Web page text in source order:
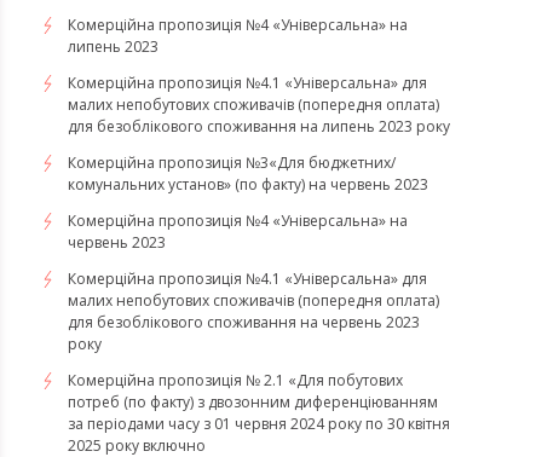
Комерційна пропозиція №4 «Універсальна» на
липень 2023
Комерційна пропозиція №4.1 «Універсальна» для
малих непобутових споживачів (попередня оплата)
для безоблікового споживання на липень 2023 року
Комерційна пропозиція №3«Для бюджетних/
комунальних установ» (по факту) на червень 2023
Комерційна пропозиція №4 «Універсальна» на
червень 2023
Комерційна пропозиція №4.1 «Універсальна» для
малих непобутових споживачів (попередня оплата)
для безоблікового споживання на червень 2023
року
Комерційна пропозиція № 2.1 «Для побутових
потреб (по факту) з двозонним диференціюванням
за періодами часу з 01 червня 2024 року по 30 квітня
2025 року включно